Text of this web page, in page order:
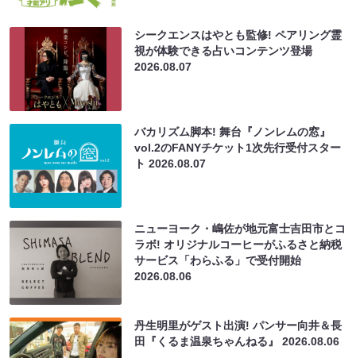
シークエンスはやとも監修! ペアリング霊
視が体験できる占いコンテンツ登場
2026.08.07
バカリズム脚本! 舞台『ノンレムの窓』
vol.2のFANYチケット1次先行受付スター
ト2026.08.07
ニューヨーク・嶋佐が地元富士吉田市とコ
ラボ! オリジナルコーヒーがふるさと納税
サービス「わらふる」で受付開始
2026.08.06
丹生明里がゲスト出演! パンサー向井＆長
田『くるま温泉ちゃんねる』2026.08.06